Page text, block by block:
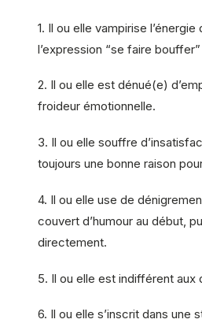
1. Il ou elle vampirise l’énergie
l’expression “se faire
2. Il ou elle est dénué(e)
froideur émotionnelle.
3. Il ou elle souffre
toujours une bonne raison
4. Il ou elle use de
couvert d’humour au début,
directement.
5. Il ou elle est indifférent aux
6. Il ou elle s’inscrit dans une